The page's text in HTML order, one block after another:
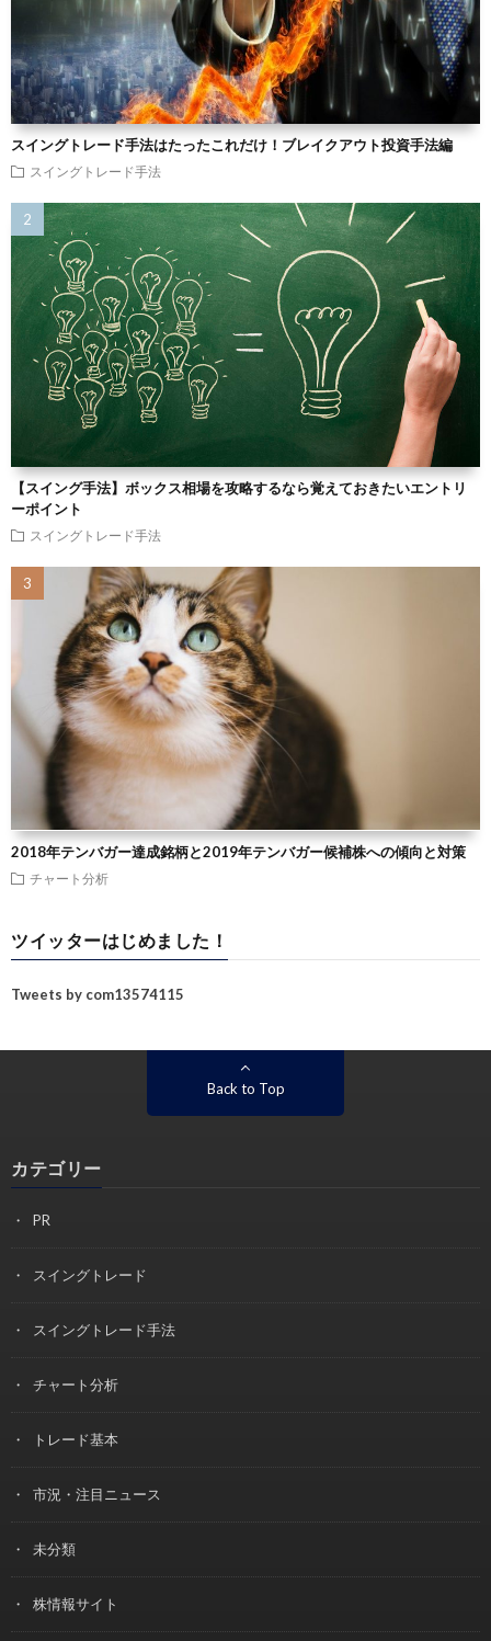
スイングトレード手法はたったこれだけ！ブレイクアウト投資手法編
スイングトレード手法
【スイング手法】ボックス相場を攻略するなら覚えておきたいエントリ
ーポイント
スイングトレード手法
2018年テンバガー達成銘柄と2019年テンバガー候補株への傾向と対策
チャート分析
ツイッターはじめました！
Tweets by com13574115
Back to Top
カテゴリー
PR
スイングトレード
スイングトレード手法
チャート分析
トレード基本
市況・注目ニュース
未分類
株情報サイト